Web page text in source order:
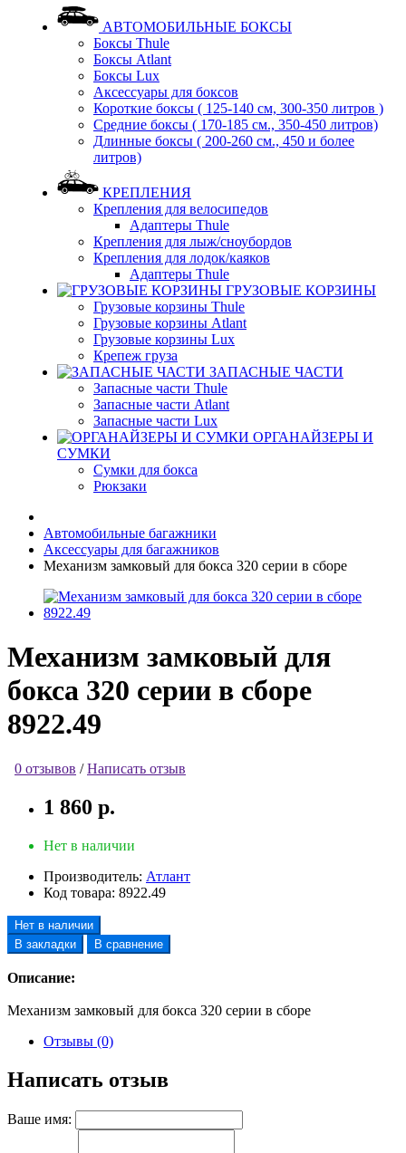
АВТОМОБИЛЬНЫЕ БОКСЫ
Боксы Thule
Боксы Atlant
Боксы Lux
Аксессуары для боксов
Короткие боксы ( 125-140 см, 300-350 литров )
Средние боксы ( 170-185 см., 350-450 литров)
Длинные боксы ( 200-260 см., 450 и более
литров)
КРЕПЛЕНИЯ
Крепления для велосипедов
Адаптеры Thule
Крепления для лыж/сноубордов
Крепления для лодок/каяков
Адаптеры Thule
ГРУЗОВЫЕ КОРЗИНЫ
Грузовые корзины Thule
Грузовые корзины Atlant
Грузовые корзины Lux
Крепеж груза
ЗАПАСНЫЕ ЧАСТИ
Запасные части Thule
Запасные части Atlant
Запасные части Lux
ОРГАНАЙЗЕРЫ И
СУМКИ
Сумки для бокса
Рюкзаки
Автомобильные багажники
Аксессуары для багажников
Механизм замковый для бокса 320 серии в сборе
Механизм замковый для
бокса 320 серии в сборе
8922.49
0 отзывов /Написать отзыв
1 860 р.
Нет в наличии
Производитель: Атлант
Код товара: 8922.49
Нет в наличии
В закладки
В сравнение
Описание:
Механизм замковый для бокса 320 серии в сборе
Отзывы (0)
Написать отзыв
Ваше имя: